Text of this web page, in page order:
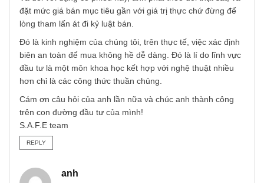
tầm nhìn ít nhất 5-10 năm tới, chứ không phải đánh giá
trên mức tăng trưởng đột biến một vài năm.
(2) Đó là một công ty tốt, nhưng không hẳn là tuyệt vời.
có thể là ngành nghề anh không hiểu rõ – mang tính chu
cao, lợi thế cạnh tranh không quá rõ ràng, tình hình tài
chính ở tầm trung và ban lãnh đạo có một vài vấn đề
ổn, thì chúng tôi nghĩ rằng biên an toàn phải ít nhất từ
33%-50%, hay một tỷ lệ risk/reward hợp lý thì anh hãy giải
ngân.
Và đối với dạng cổ phiếu này, anh phải theo dõi thật sát,
lòng tham lấn át đi kỷ luật bán.